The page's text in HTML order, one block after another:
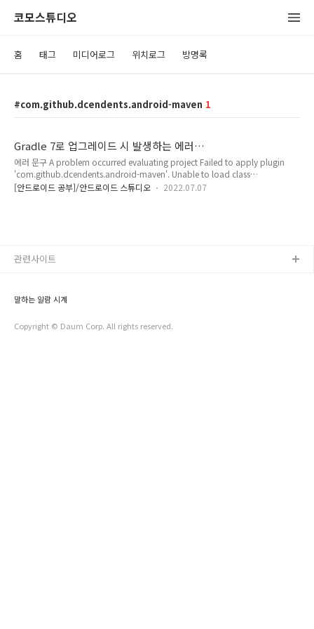
코모스튜디오
홈 태그 미디어로그 위치로그 방명록
com.github.dcendents.android-maven 1
Gradle 7로 업그레이드 시 발생하는 에러
com.github.dcendents.android-maven
에러 문구 A problem occurred evaluating project Failed to apply plugin
'com.github.dcendents.android-maven'. Unable to load class
'org.gradle.api.publication.maven.internal.MavenPomMetaInfoProvider'.
[안드로이드 공부]/안드로이드 스튜디오 2022.07.07
말하는 알람 시계
Copyright © Daum Corp. All rights reserved.
관련사이트